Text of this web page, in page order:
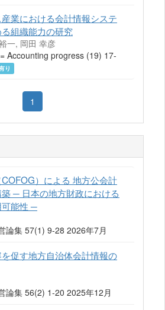
業における会計情報システ
組織能力の研究
一, 岡田 幸彦
Accounting progress (19) 17-
り
1
）による 地方公会計
─ 日本の地方財政における
能性 ─
論集 57(1) 9-28 2026年7月
促す地方自治体会計情報の
論集 56(2) 1-20 2025年12月